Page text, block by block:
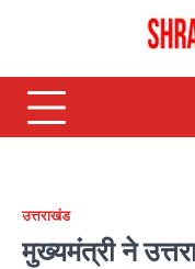
उत्तराखंड
मुख्यमंत्री ने